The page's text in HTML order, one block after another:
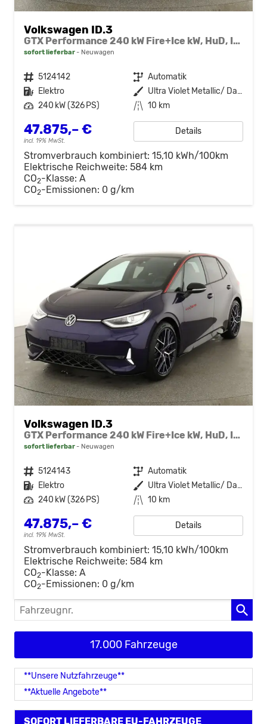
Volkswagen ID.3
GTX Performance 240 kW Fire+Ice kW, HuD, IQ.Drive, IQ.Light, H&K, Wärmepumpe, 20-Zoll, 4 J.-Garantie
sofort lieferbar Neuwagen
Fahrzeugnr. 5124142 Getriebe Automatik
Kraftstoff Elektro Außenfarbe
Ultra Violet Metallic/ Dach Schwarz
Leistung 240 kW (326 PS) Kilometerstand 10 km
47.875,– €
incl. 19% MwSt.
Details
Stromverbrauch kombiniert: 15,10 kWh/100km
Elektrische Reichweite: 584 km
CO2-Klasse: A
CO2-Emissionen: 0 g/km
Volkswagen ID.3
GTX Performance 240 kW Fire+Ice kW, HuD, IQ.Drive, IQ.Light, H&K, Wärmepumpe, 20-Zoll, 4 J.-Garantie
sofort lieferbar Neuwagen
Fahrzeugnr. 5124143 Getriebe Automatik
Kraftstoff Elektro Außenfarbe
Ultra Violet Metallic/ Dach Schwarz
Leistung 240 kW (326 PS) Kilometerstand 10 km
47.875,– €
incl. 19% MwSt.
Details
Stromverbrauch kombiniert: 15,10 kWh/100km
Elektrische Reichweite: 584 km
CO2-Klasse: A
CO2-Emissionen: 0 g/km
Fahrzeugnr.
17.000 Fahrzeuge
**Unsere Nutzfahrzeuge**
**Aktuelle Angebote**
SOFORT LIEFERBARE EU-FAHRZEUGE